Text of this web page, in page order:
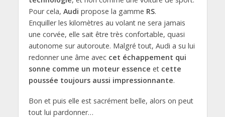
Pour cela, Audi propose la gamme RS.
Enquiller les kilomètres au volant ne sera jamais
une corvée, elle sait être très confortable, quasi
autonome sur autoroute. Malgré tout, Audi a su lui
redonner une âme avec cet échappement qui
sonne comme un moteur essence et cette
poussée toujours aussi impressionnante.
Bon et puis elle est sacrément belle, alors on peut
tout lui pardonner…